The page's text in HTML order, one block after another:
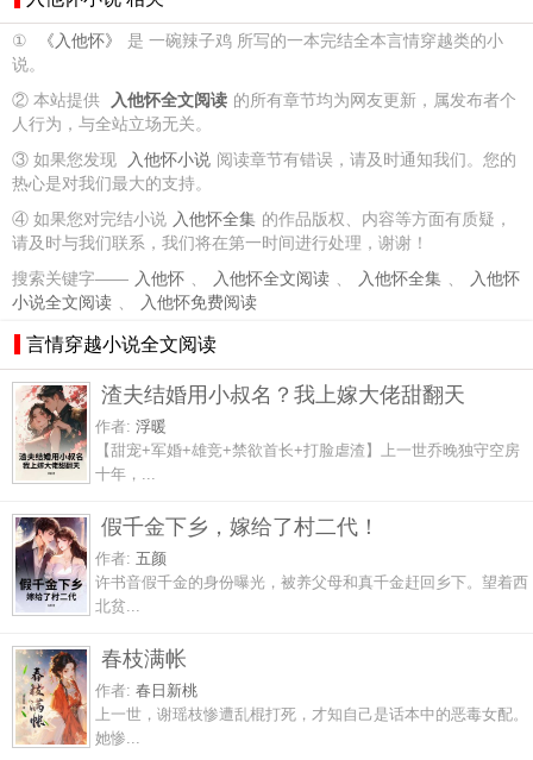
① 《入他怀》
是 一碗辣子鸡 所写的一本完结全本言情穿越类的小
说。
② 本站提供
入他怀全文阅读 的所有章节均为网友更新，属发布者个
人行为，与全站立场无关。
③ 如果您发现
入他怀小说 阅读章节有错误，请及时通知我们。您的
热心是对我们最大的支持。
④ 如果您对完结小说 入他怀全集 的作品版权、内容等方面有质疑，
请及时与我们联系，我们将在第一时间进行处理，谢谢！
搜索关键字—— 入他怀 、 入他怀全文阅读 、 入他怀全集 、
入他怀
小说全文阅读 、 入他怀免费阅读
言情穿越小说全文阅读
渣夫结婚用小叔名？我上嫁大佬甜翻天
作者: 浮暖
【甜宠+军婚+雄竞+禁欲首长+打脸虐渣】上一世乔晚独守空房
十年，...
假千金下乡，嫁给了村二代！
作者: 五颜
许书音假千金的身份曝光，被养父母和真千金赶回乡下。望着西
北贫...
春枝满帐
作者: 春日新桃
上一世，谢瑶枝惨遭乱棍打死，才知自己是话本中的恶毒女配。
她惨...